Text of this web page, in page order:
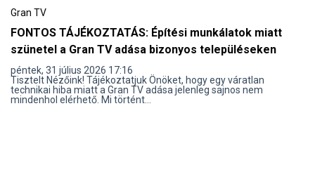
Gran TV
FONTOS TÁJÉKOZTATÁS: Építési munkálatok miatt
szünetel a Gran TV adása bizonyos településeken
péntek, 31 július 2026 17:16
Tisztelt Nézőink! Tájékoztatjuk Önöket, hogy egy váratlan
technikai hiba miatt a Gran TV adása jelenleg sajnos nem
mindenhol elérhető. Mi történt...